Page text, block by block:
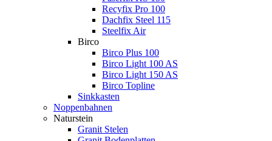
Recyfix Pro 100
Dachfix Steel 115
Steelfix Air
Birco
Birco Plus 100
Birco Light 100 AS
Birco Light 150 AS
Birco Topline
Sinkkasten
Noppenbahnen
Naturstein
Granit Stelen